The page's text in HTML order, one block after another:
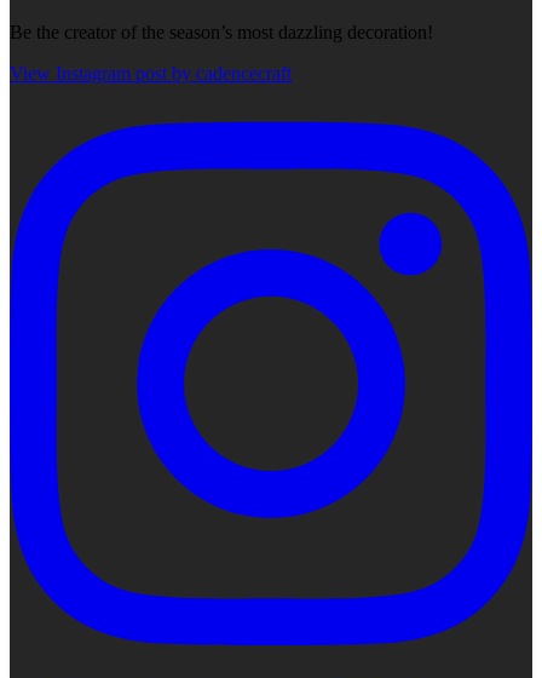
Be the creator of the season’s most dazzling decoration!
View Instagram post by cadencecraft